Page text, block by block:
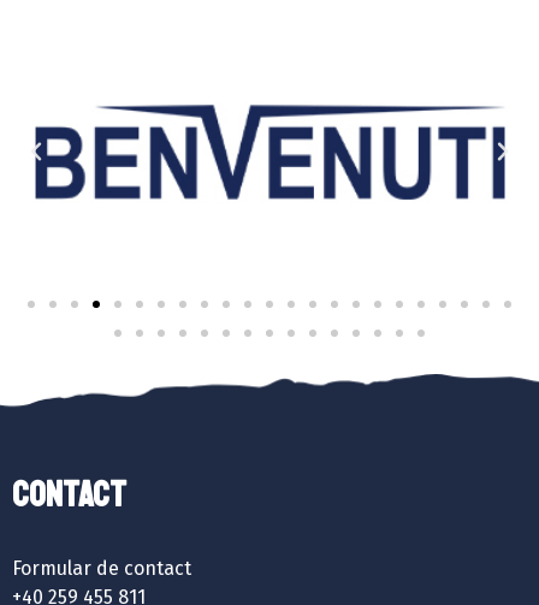
Contact
Formular de contact
+40 259 455 811